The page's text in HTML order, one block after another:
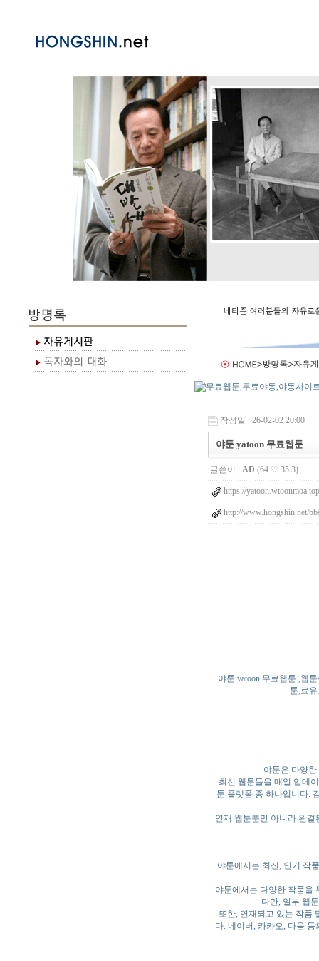
작성일 : 26-02-02 20:00
야툰 yatoon 무료웹툰
글쓴이 : AD (64.♡.35.3)
https://yatoon.wtoonmoa.top
http://www.hongshin.net/
야툰 yatoon 무료웹툰 ,웹
툰,료
야툰은 다양
최신 웹툰들을 매일 업데
툰 플랫폼 중 하나입니다.
연재 웹툰뿐만 아니라 완
야툰에서는 최신, 인기 작
야툰에서는 다양한 작품을
다만, 일부 웹
또한, 연재되고 있는 작품
다. 네이버, 카카오, 다음